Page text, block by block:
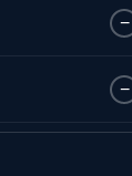
−
−